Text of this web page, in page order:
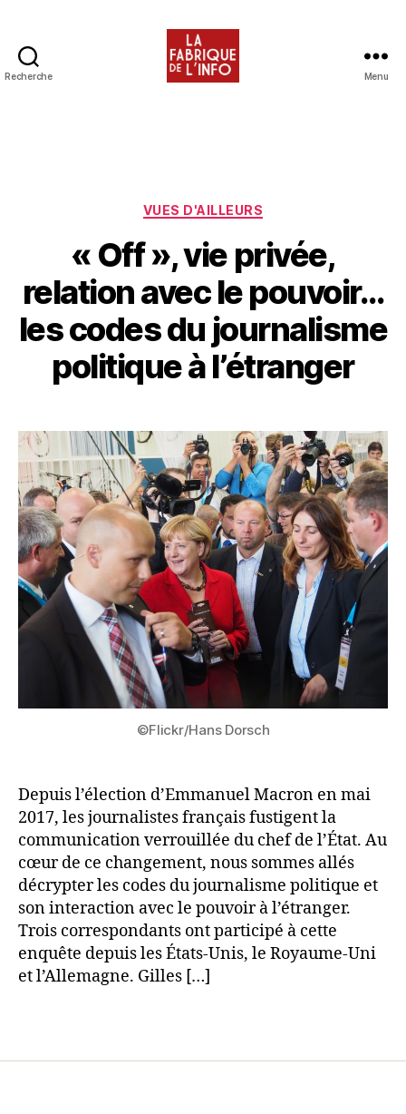
Recherche Menu
Catégories
VUES D'AILLEURS
« Off », vie privée,
relation avec le pouvoir…
les codes du journalisme
politique à l’étranger
©Flickr/Hans Dorsch
Depuis l’élection d’Emmanuel Macron en mai
2017, les journalistes français fustigent la
communication verrouillée du chef de l’État. Au
cœur de ce changement, nous sommes allés
décrypter les codes du journalisme politique et
son interaction avec le pouvoir à l’étranger.
Trois correspondants ont participé à cette
enquête depuis les États-Unis, le Royaume-Uni
et l’Allemagne. Gilles […]